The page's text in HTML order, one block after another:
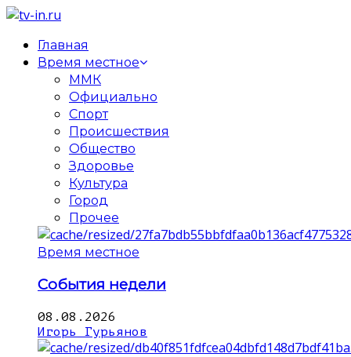
Главная
Время местное
ММК
Официально
Спорт
Происшествия
Общество
Здоровье
Культура
Город
Прочее
Время местное
События недели
08.08.2026
Игорь Гурьянов